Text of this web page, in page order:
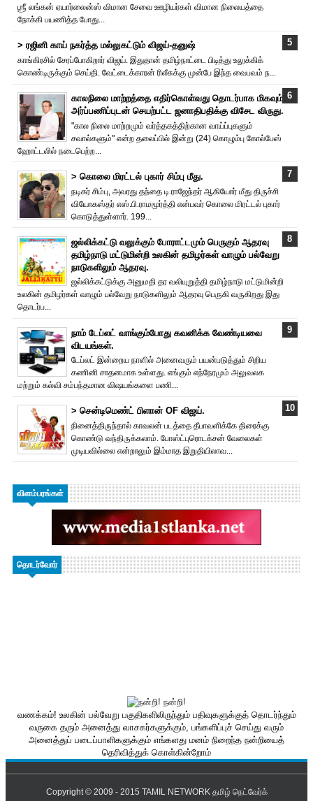
ஶ்ரீ லங்கன் ஏயார்லைன்ஸ் விமான சேவை ஊழியர்கள் விமான நிலையத்தை
நோக்கி பயணித்த போது...
> ரஜினி காய் நகர்த்த மல்லுகட்டும் விஜய்-தனுஷ்
காங்கிரசில் சேரப்போகிறார் விஜய். இதுதான் தமிழ்நாட்டை பிடித்து உலுக்கிக்
கொண்டிருக்கும் செய்தி. வேட்டைக்காரன் ரிலீசுக்கு முன்பே இந்த வைபவம் ந...
காலநிலை மாற்றத்தை எதிர்கொள்வது தொடர்பாக மிகவும்
அர்ப்பணிப்புடன் செயற்பட்ட ஜனாதிபதிக்கு விசேட விருது.
"கால நிலை மாற்றமும் வர்த்தகத்திற்கான வாய்ப்புகளும்
சவால்களும்" என்ற தலைப்பில் இன்று (24) கொழும்பு கோல்பேஸ்
ஹோட்டலில் நடைபெற்ற...
> கொலை மிரட்டல் புகார் சிம்பு மீது.
நடிகர் சிம்பு, அவரது தந்தை டி.ராஜேந்தர் ஆகியோர் மீது திருச்சி
வியோகஸ்தர் எஸ்.பி.ராமமூர்த்தி என்பவர் கொலை மிரட்டல் புகார்
கொடுத்துள்ளார். 199...
ஜல்லிக்கட்டு வலுக்கும் போராட்டமும் பெருகும் ஆதரவு
தமிழ்நாடு மட்டுமின்றி உலகின் தமிழர்கள் வாழும் பல்வேறு
நாடுகளிலும் ஆதரவு.
ஜல்லிக்கட்டுக்கு அனுமதி தர வலியுறுத்தி தமிழ்நாடு மட்டுமின்றி
உலகின் தமிழர்கள் வாழும் பல்வேறு நாடுகளிலும் ஆதரவு பெருகி வருகிறது இது
தொடர்ப...
நாம் டேப்லட் வாங்கும்போது கவனிக்க வேண்டியவை
விடயங்கள்.
டேப்லட் இன்றைய நாளில் அனைவரும் பயன்படுத்தும் சிறிய
கணினி சாதனமாக உள்ளது. எங்கும் எந்நேரமும் அலுவலக
மற்றும் கல்வி சம்பந்தமான விஷயங்களை பணி...
> சென்டிமெண்ட் பிளான் OF விஜய்.
நினைத்திருந்தால் காவலன் படத்தை தீபாவளிக்கே திரைக்கு
கொண்டு வந்திருக்கலாம். போஸ்ட்புரொட‌க்சன் வேலைகள்
முடியவில்லை என்றாலும் இம்மாத இறுதியிலாவ...
விளம்பரங்கள்
தொடர்வோர்
வணக்கம்! உலகின் பல்வேறு பகுதிகளிலிருந்தும் பதிவுகளுக்குத் தொடர்ந்தும்
வருகை தரும் அனைத்து வாசகர்களுக்கும், பங்களிப்புச் செய்து வரும்
அனைத்துப் படைப்பாளிகளுக்கும் எங்களது மனம் நிறைந்த நன்றியைத்
தெரிவித்துக் கொள்கின்றோம்
Copyright © 2009 - 2015 TAMIL NETWORK தமிழ் நெட்வேர்க்